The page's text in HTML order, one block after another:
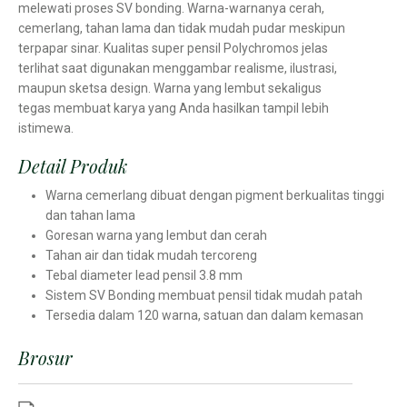
melewati proses SV bonding. Warna-warnanya cerah,
cemerlang, tahan lama dan tidak mudah pudar meskipun
terpapar sinar. Kualitas super pensil Polychromos jelas
terlihat saat digunakan menggambar realisme, ilustrasi,
maupun sketsa design. Warna yang lembut sekaligus
tegas membuat karya yang Anda hasilkan tampil lebih
istimewa.
Detail Produk
Warna cemerlang dibuat dengan pigment berkualitas tinggi
dan tahan lama
Goresan warna yang lembut dan cerah
Tahan air dan tidak mudah tercoreng
Tebal diameter lead pensil 3.8 mm
Sistem SV Bonding membuat pensil tidak mudah patah
Tersedia dalam 120 warna, satuan dan dalam kemasan
Brosur